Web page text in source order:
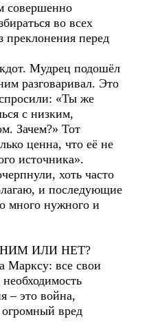
совершенно
во всех
преклонения перед
Мудрец подошёл
разговаривал. Это
«Ты же
с низким,
Зачем?» Тот
ценна, что её не
источника».
хоть часто
и последующие
много нужного и
ИЛИ НЕТ?
Марксу: все свои
– это война,
вред